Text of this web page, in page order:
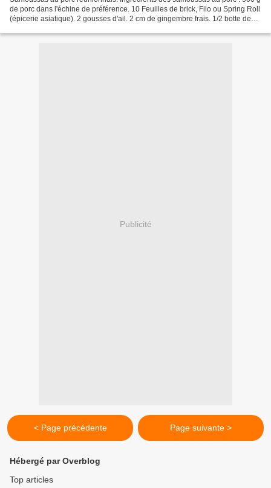
de porc dans l'échine de préférence. 10 Feuilles de brick, Filo ou Spring Roll
(épicerie asiatique). 2 gousses d'ail. 2 cm de gingembre frais. 1/2 botte de
Publicité
< Page précédente Page suivante >
Hébergé par Overblog
Top articles